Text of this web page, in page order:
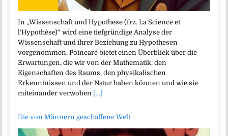
In „Wissenschaft und Hypothese (frz. La Science et
l’Hypothèse)“ wird eine tiefgründige Analyse der
Wissenschaft und ihrer Beziehung zu Hypothesen
vorgenommen. Poincaré bietet einen Überblick über die
Erwartungen, die wir von der Mathematik, den
Eigenschaften des Raums, den physikalischen
Erkenntnissen und der Natur haben können und wie sie
miteinander verwoben [...]
Die von Männern geschaffene Welt